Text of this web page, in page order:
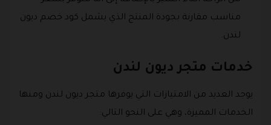
مناسب مقارنة بجودة المنتج الذي يشمل كود خصم ديون
لندن.
خدمات متجر ديون لندن
يوجد العديد من الامتيازات التي يوفرها متجر ديون لندن ومنها
الخدمات المميزة، وهي على النحو التالي: